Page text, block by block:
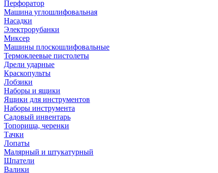
Перфоратор
Машина углошлифовальная
Насадки
Электрорубанки
Миксер
Машины плоскошлифовальные
Термоклеевые пистолеты
Дрели ударные
Краскопульты
Лобзики
Наборы и ящики
Ящики для инструментов
Наборы инструмента
Садовый инвентарь
Топорища, черенки
Тачки
Лопаты
Малярный и штукатурный
Шпатели
Валики